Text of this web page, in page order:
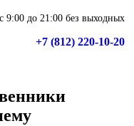
с 9:00 до 21:00 без выходных
+7 (812) 220-10-20